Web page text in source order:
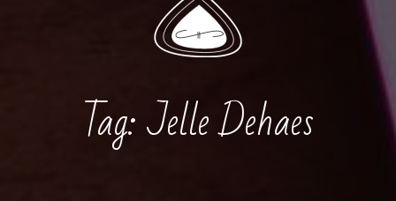
Tag:Jelle Dehaes